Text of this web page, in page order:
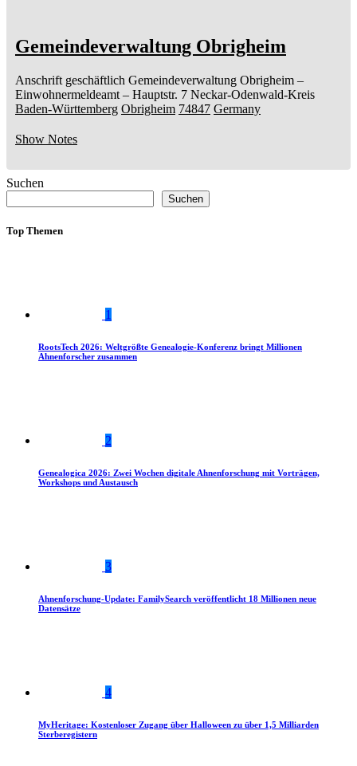
Gemeindeverwaltung Obrigheim
Anschrift geschäftlich Gemeindeverwaltung Obrigheim –
Einwohnermeldeamt – Hauptstr. 7 Neckar-Odenwald-Kreis
Baden-Württemberg Obrigheim 74847 Germany
Show Notes
Suchen
Suchen
Top Themen
1
RootsTech 2026: Weltgrößte Genealogie-Konferenz bringt Millionen
Ahnenforscher zusammen
2
Genealogica 2026: Zwei Wochen digitale Ahnenforschung mit Vorträgen,
Workshops und Austausch
3
Ahnenforschung-Update: FamilySearch veröffentlicht 18 Millionen neue
Datensätze
4
MyHeritage: Kostenloser Zugang über Halloween zu über 1,5 Milliarden
Sterberegistern